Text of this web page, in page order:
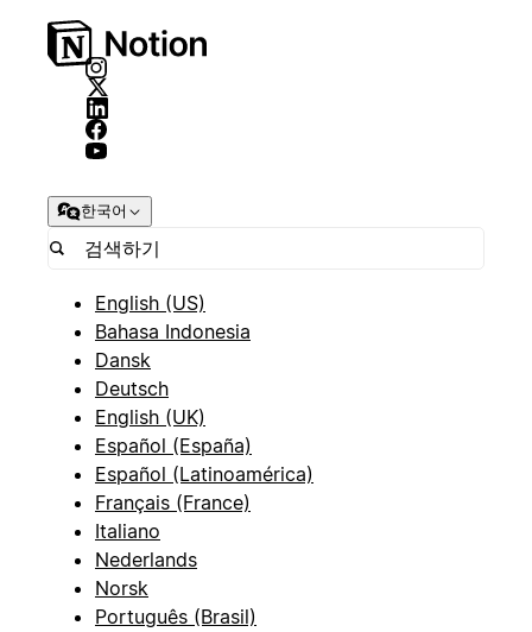
한국어
English (US)
Bahasa Indonesia
Dansk
Deutsch
English (UK)
Español (España)
Español (Latinoamérica)
Français (France)
Italiano
Nederlands
Norsk
Português (Brasil)